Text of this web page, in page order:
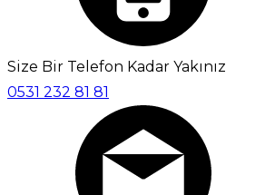
Size Bir Telefon Kadar Yakınız
0531 232 81 81